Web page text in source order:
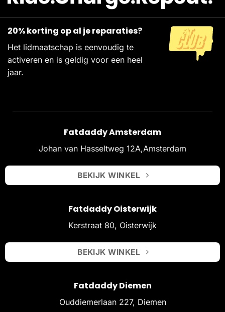
20% korting op al je reparaties?
Het lidmaatschap is eenvoudig te
activeren en is geldig voor een heel
jaar.
Fatdaddy Amsterdam
Johan van Hasseltweg 12A,Amsterdam
BEKIJK WINKEL
Fatdaddy Oisterwijk
Kerstraat 80, Oisterwijk
BEKIJK WINKEL
Fatdaddy Diemen
Ouddiemerlaan 227, Diemen